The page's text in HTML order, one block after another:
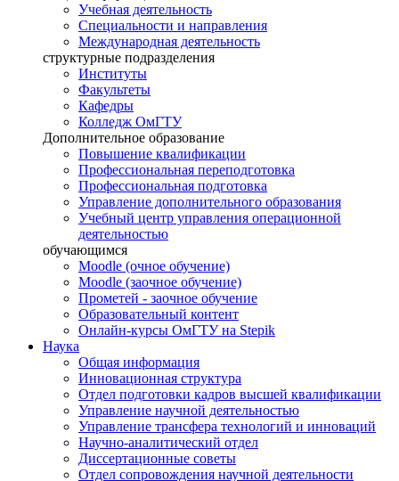
Учебная деятельность
Специальности и направления
Международная деятельность
структурные подразделения
Институты
Факультеты
Кафедры
Колледж ОмГТУ
Дополнительное образование
Повышение квалификации
Профессиональная переподготовка
Профессиональная подготовка
Управление дополнительного образования
Учебный центр управления операционной
деятельностью
обучающимся
Moodle (очное обучение)
Moodle (заочное обучение)
Прометей - заочное обучение
Образовательный контент
Онлайн-курсы ОмГТУ на Stepik
Наука
Общая информация
Инновационная структура
Отдел подготовки кадров высшей квалификации
Управление научной деятельностью
Управление трансфера технологий и инноваций
Научно-аналитический отдел
Диссертационные советы
Отдел сопровождения научной деятельности